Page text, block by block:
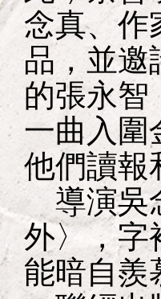
念真、作
品，並邀
的張永智
一曲入圍
他們讀報
導演吳
外〉，字
能暗自羨